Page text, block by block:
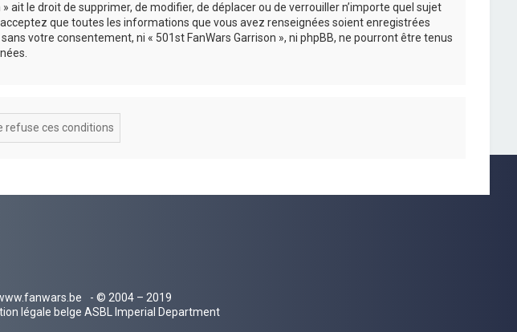
le droit de supprimer, de modifier, de déplacer ou de verrouiller n’importe quel sujet
que toutes les informations que vous avez renseignées soient enregistrées
votre consentement, ni « 501st FanWars Garrison », ni phpBB, ne pourront être tenus
- © 2004 – 2019
légale belge ASBL Imperial Department